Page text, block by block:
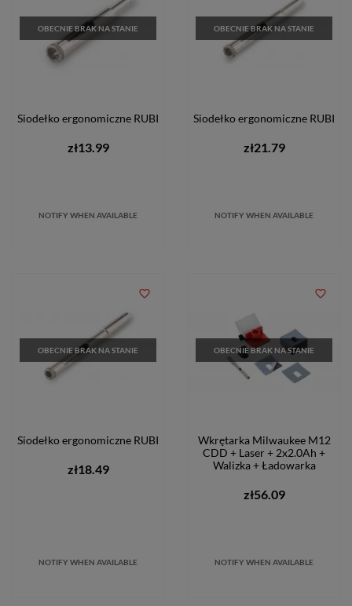
OBECNIE BRAK NA STANIE
Siodełko ergonomiczne RUBI
zł13.99
NOTIFY WHEN AVAILABLE
OBECNIE BRAK NA STANIE
Siodełko ergonomiczne RUBI
zł21.79
NOTIFY WHEN AVAILABLE
OBECNIE BRAK NA STANIE
Siodełko ergonomiczne RUBI
zł18.49
NOTIFY WHEN AVAILABLE
favorite_border
OBECNIE BRAK NA STANIE
Wkrętarka Milwaukee M12
CDD + Laser + 2x2.0Ah +
Walizka + Ładowarka
zł56.09
NOTIFY WHEN AVAILABLE
favorite_border